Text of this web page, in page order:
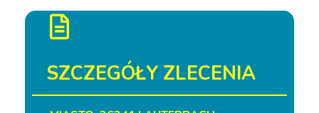
SZCZEGÓŁY ZLECENIA